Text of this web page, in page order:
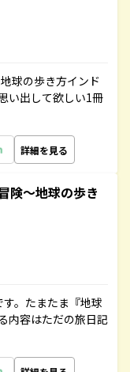
球の歩き方インド
い出して欲しい1冊
詳細を見る
険～地球の歩き
。たまたま『地球
内容はただの旅日記